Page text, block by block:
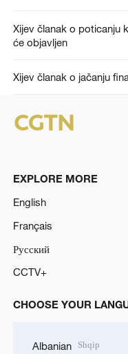
Xijev članak o poticanju
će objavljen
Xijev članak o jačanju
EXPLORE MORE
English
Français
Русский
CCTV+
CHOOSE YOUR
Albanian Shqip